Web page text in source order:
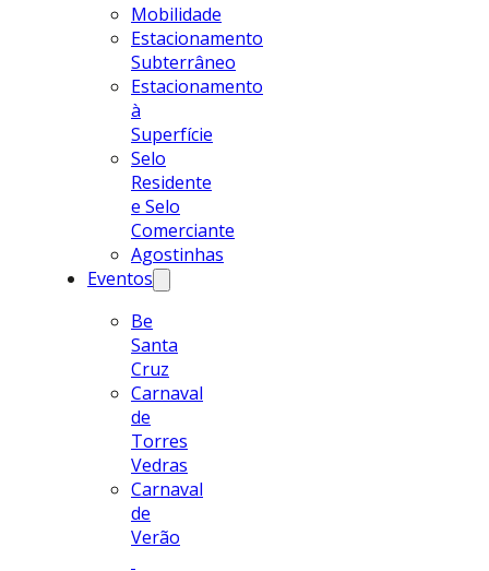
Mobilidade
Estacionamento
Subterrâneo
Estacionamento
à
Superfície
Selo
Residente
e Selo
Comerciante
Agostinhas
Eventos
Be
Santa
Cruz
Carnaval
de
Torres
Vedras
Carnaval
de
Verão